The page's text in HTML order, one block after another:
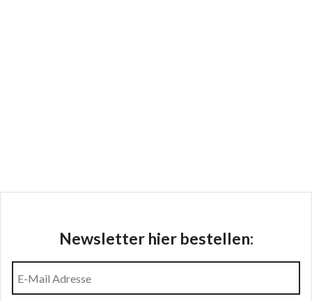
Newsletter hier bestellen: